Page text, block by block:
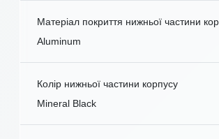
Матеріал покриття нижньої частини
Aluminum
Колір нижньої частини корпусу
Mineral Black